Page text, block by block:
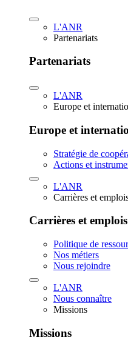
L'ANR
Partenariats
Partenariats
L'ANR
Europe et
Europe et
Stratégie de
Actions et
L'ANR
Carrières et
Carrières et emplois
Politique de
Nos métiers
Nous rejoindre
L'ANR
Nous connaître
Missions
Missions